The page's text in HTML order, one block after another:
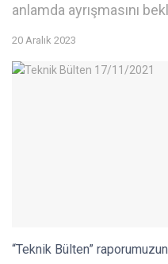
anlamda ayrışmasını
20 Aralık 2023
“Teknik Bülten”